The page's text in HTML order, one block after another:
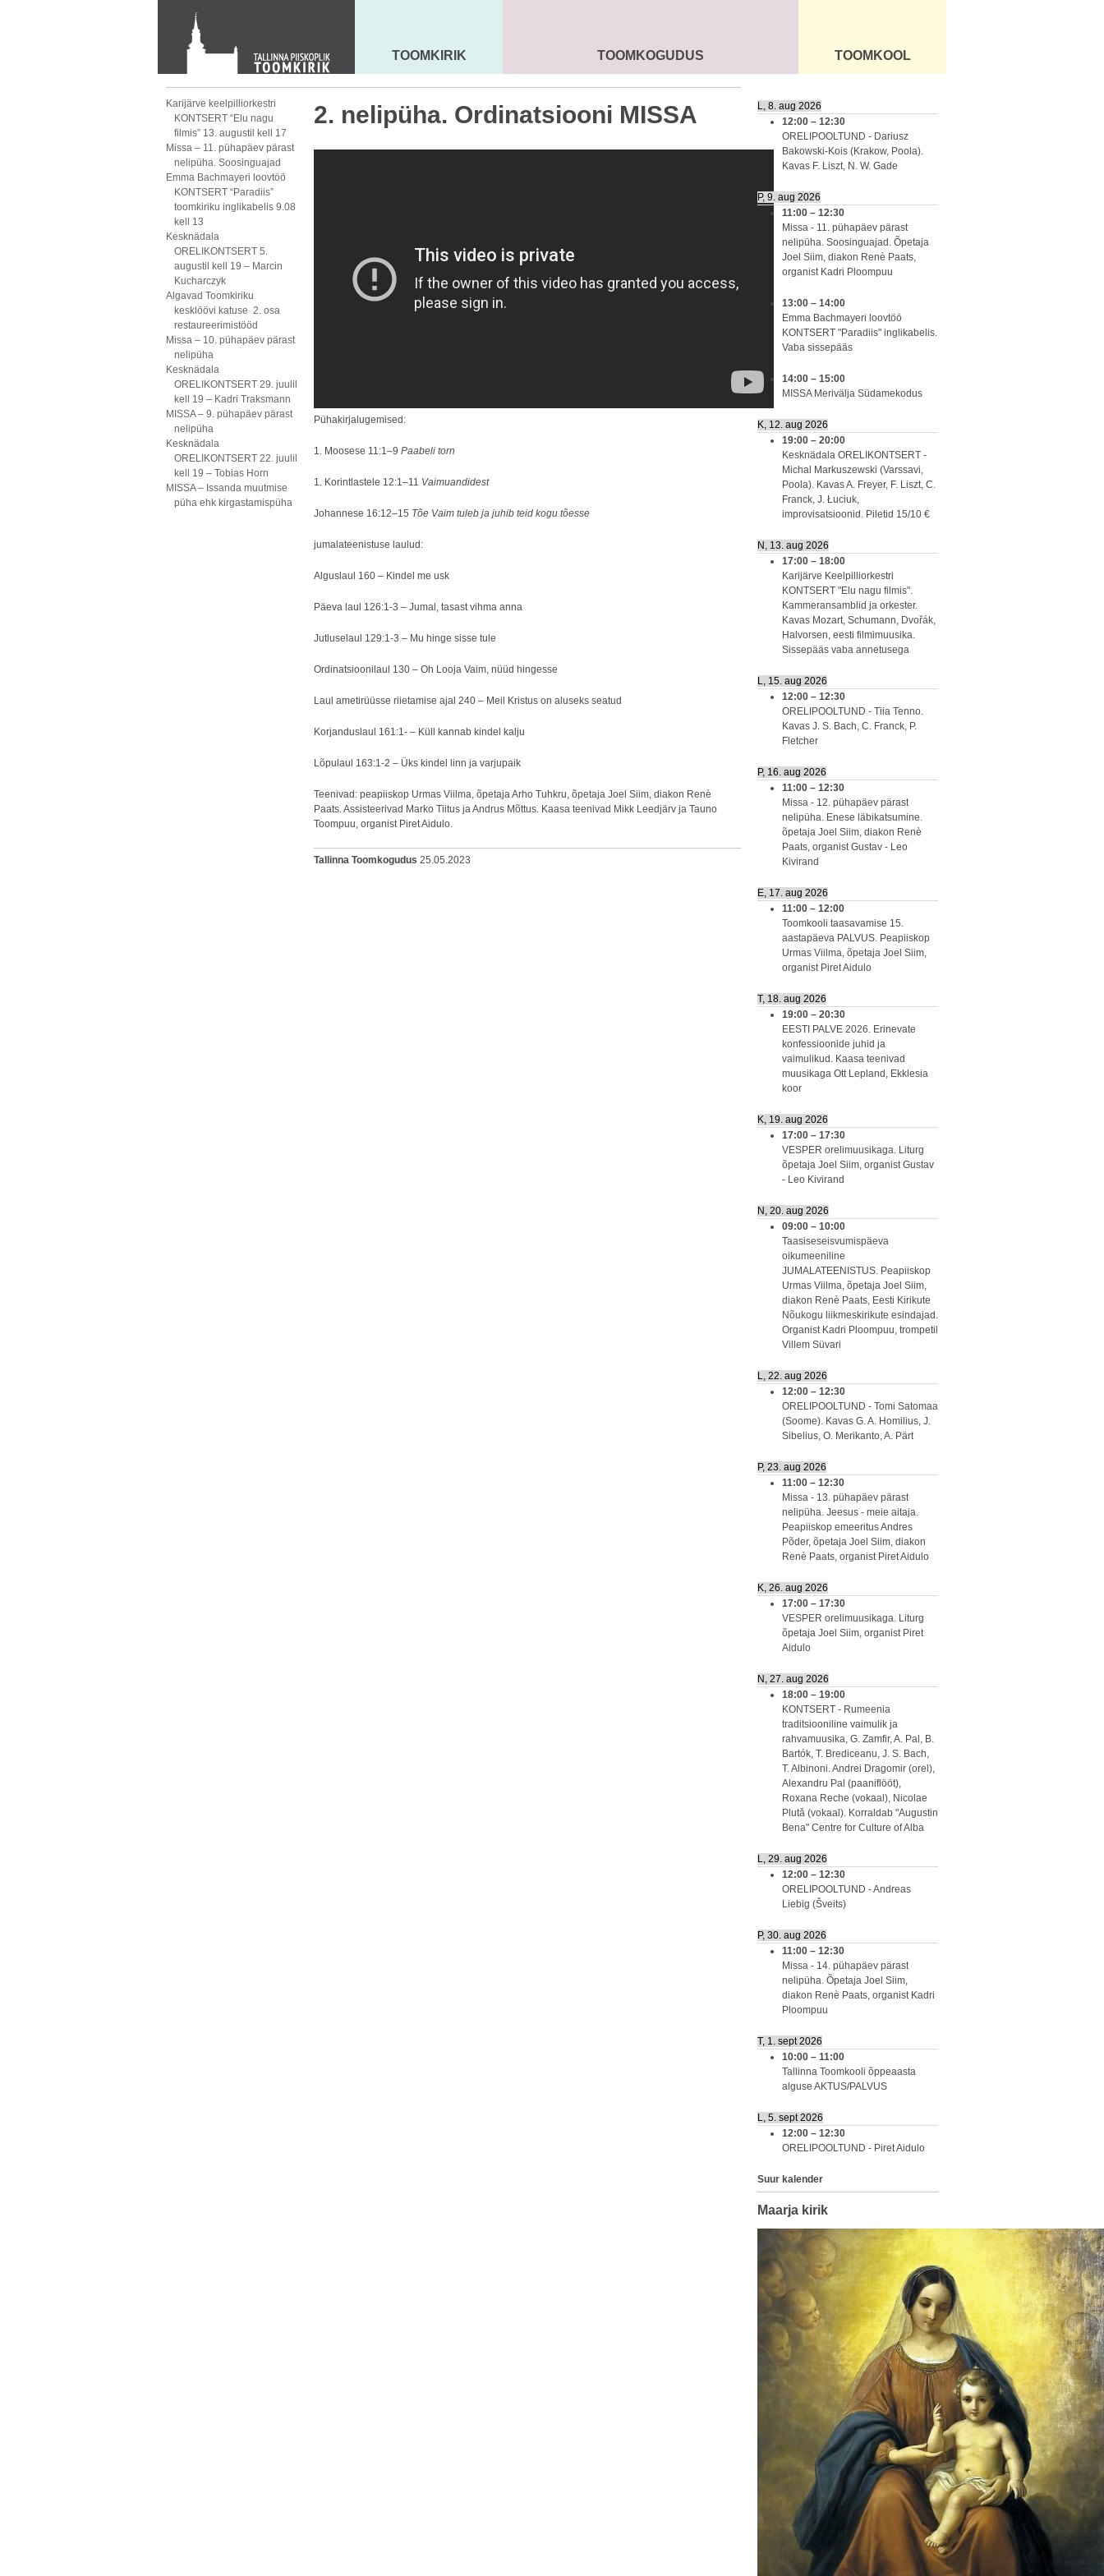
KONTAKT
Toom-Kooli 6, 10130 TALLINN
tallinna.toom@eelk.ee
MAARJA KIRIK
TOOMKIRIK SEENIORID KOGUDUS
TOOMKOGUDUS ÜLDINFO
TOOMKOOL
Karijärve keelpilliorkestri
KONTSERT “Elu nagu
filmis” 13. augustil kell 17
Missa – 11. pühapäev pärast
nelipüha. Soosinguajad
Emma Bachmayeri loovtöö
KONTSERT “Paradiis”
toomkiriku inglikabelis 9.08
kell 13
Kesknädala
ORELIKONTSERT 5.
augustil kell 19 – Marcin
Kucharczyk
Algavad Toomkiriku
kesklöövi katuse 2. osa
restaureerimistööd
Missa – 10. pühapäev pärast
nelipüha
Kesknädala
ORELIKONTSERT 29. juulil
kell 19 – Kadri Traksmann
MISSA – 9. pühapäev pärast
nelipüha
Kesknädala
ORELIKONTSERT 22. juulil
kell 19 – Tobias Horn
MISSA – Issanda muutmise
püha ehk kirgastamispüha
2. nelipüha. Ordinatsiooni MISSA
Pühakirjalugemised:
1. Moosese 11:1–9 Paabeli torn
1. Korintlastele 12:1–11 Vaimuandidest
Johannese 16:12–15 Tõe Vaim tuleb ja juhib teid kogu tõesse
jumalateenistuse laulud:
Alguslaul 160 – Kindel me usk
Päeva laul 126:1-3 – Jumal, tasast vihma anna
Jutluselaul 129:1-3 – Mu hinge sisse tule
Ordinatsioonilaul 130 – Oh Looja Vaim, nüüd hingesse
Laul ametirüüsse riietamise ajal 240 – Meil Kristus on aluseks seatud
Korjanduslaul 161:1- – Küll kannab kindel kalju
Lõpulaul 163:1-2 – Üks kindel linn ja varjupaik
Teenivad: peapiiskop Urmas Viilma, õpetaja Arho Tuhkru, õpetaja Joel Siim, diakon Renè
Paats. Assisteerivad Marko Tiitus ja Andrus Mõttus. Kaasa teenivad Mikk Leedjärv ja Tauno
Toompuu, organist Piret Aidulo.
Tallinna Toomkogudus 25.05.2023
L, 8. aug 2026
12:00 – 12:30
ORELIPOOLTUND - Dariusz
Bakowski-Kois (Krakow, Poola).
Kavas F. Liszt, N. W. Gade
P, 9. aug 2026
11:00 – 12:30
Missa - 11. pühapäev pärast
nelipüha. Soosinguajad. Õpetaja
Joel Siim, diakon Renè Paats,
organist Kadri Ploompuu
13:00 – 14:00
Emma Bachmayeri loovtöö
KONTSERT "Paradiis" inglikabelis.
Vaba sissepääs
14:00 – 15:00
MISSA Merivälja Südamekodus
K, 12. aug 2026
19:00 – 20:00
Kesknädala ORELIKONTSERT -
Michal Markuszewski (Varssavi,
Poola). Kavas A. Freyer, F. Liszt, C.
Franck, J. Łuciuk,
improvisatsioonid. Piletid 15/10 €
N, 13. aug 2026
17:00 – 18:00
Karijärve Keelpilliorkestri
KONTSERT "Elu nagu filmis".
Kammeransamblid ja orkester.
Kavas Mozart, Schumann, Dvořák,
Halvorsen, eesti filmimuusika.
Sissepääs vaba annetusega
L, 15. aug 2026
12:00 – 12:30
ORELIPOOLTUND - Tiia Tenno.
Kavas J. S. Bach, C. Franck, P.
Fletcher
P, 16. aug 2026
11:00 – 12:30
Missa - 12. pühapäev pärast
nelipüha. Enese läbikatsumine.
õpetaja Joel Siim, diakon Renè
Paats, organist Gustav - Leo
Kivirand
E, 17. aug 2026
11:00 – 12:00
Toomkooli taasavamise 15.
aastapäeva PALVUS. Peapiiskop
Urmas Viilma, õpetaja Joel Siim,
organist Piret Aidulo
T, 18. aug 2026
19:00 – 20:30
EESTI PALVE 2026. Erinevate
konfessioonide juhid ja
vaimulikud. Kaasa teenivad
muusikaga Ott Lepland, Ekklesia
koor
K, 19. aug 2026
17:00 – 17:30
VESPER orelimuusikaga. Liturg
õpetaja Joel Siim, organist Gustav
- Leo Kivirand
N, 20. aug 2026
09:00 – 10:00
Taasiseseisvumispäeva
oikumeeniline
JUMALATEENISTUS. Peapiiskop
Urmas Viilma, õpetaja Joel Siim,
diakon Renè Paats, Eesti Kirikute
Nõukogu liikmeskirikute esindajad.
Organist Kadri Ploompuu, trompetil
Villem Süvari
L, 22. aug 2026
12:00 – 12:30
ORELIPOOLTUND - Tomi Satomaa
(Soome). Kavas G. A. Homilius, J.
Sibelius, O. Merikanto, A. Pärt
P, 23. aug 2026
11:00 – 12:30
Missa - 13. pühapäev pärast
nelipüha. Jeesus - meie aitaja.
Peapiiskop emeeritus Andres
Põder, õpetaja Joel Siim, diakon
Renè Paats, organist Piret Aidulo
K, 26. aug 2026
17:00 – 17:30
VESPER orelimuusikaga. Liturg
õpetaja Joel Siim, organist Piret
Aidulo
N, 27. aug 2026
18:00 – 19:00
KONTSERT - Rumeenia
traditsiooniline vaimulik ja
rahvamuusika, G. Zamfir, A. Pal, B.
Bartók, T. Brediceanu, J. S. Bach,
T. Albinoni. Andrei Dragomir (orel),
Alexandru Pal (paaniflööt),
Roxana Reche (vokaal), Nicolae
Plută (vokaal). Korraldab "Augustin
Bena" Centre for Culture of Alba
L, 29. aug 2026
12:00 – 12:30
ORELIPOOLTUND - Andreas
Liebig (Šveits)
P, 30. aug 2026
11:00 – 12:30
Missa - 14. pühapäev pärast
nelipüha. Õpetaja Joel Siim,
diakon Renè Paats, organist Kadri
Ploompuu
T, 1. sept 2026
10:00 – 11:00
Tallinna Toomkooli õppeaasta
alguse AKTUS/PALVUS
L, 5. sept 2026
12:00 – 12:30
ORELIPOOLTUND - Piret Aidulo
Suur kalender
Maarja kirik